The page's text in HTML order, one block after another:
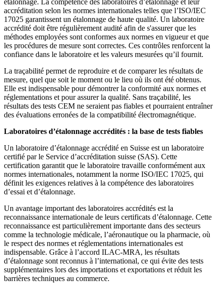
accréditation selon les normes internationales telles que l’ISO/IEC
17025 garantissent un étalonnage de haute qualité. Un laboratoire
accrédité doit être régulièrement audité afin de s'assurer que les
méthodes employées sont conformes aux normes en vigueur et que
les procédures de mesure sont correctes. Ces contrôles renforcent la
confiance dans le laboratoire et les valeurs mesurées qu’il fournit.
La traçabilité permet de reproduire et de comparer les résultats de
mesure, quel que soit le moment ou le lieu où ils ont été obtenus.
Elle est indispensable pour démontrer la conformité aux normes et
réglementations et pour assurer la qualité. Sans traçabilité, les
résultats des tests CEM ne seraient pas fiables et pourraient entraîner
des évaluations erronées de la compatibilité électromagnétique.
Laboratoires d’étalonnage accrédités : la base de tests fiables
Un laboratoire d’étalonnage accrédité en Suisse est un laboratoire
certifié par le Service d’accréditation suisse (SAS). Cette
certification garantit que le laboratoire travaille conformément aux
normes internationales, notamment la norme ISO/IEC 17025, qui
définit les exigences relatives à la compétence des laboratoires
d’essai et d’étalonnage.
Un avantage important des laboratoires accrédités est la
reconnaissance internationale de leurs certificats d’étalonnage. Cette
reconnaissance est particulièrement importante dans des secteurs
comme la technologie médicale, l’aéronautique ou la pharmacie, où
le respect des normes et réglementations internationales est
indispensable. Grâce à l’accord ILAC-MRA, les résultats
d’étalonnage sont reconnus à l’international, ce qui évite des tests
supplémentaires lors des importations et exportations et réduit les
barrières techniques au commerce.